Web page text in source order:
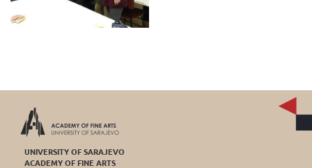
UNIVERSITY OF SARAJEVO
ACADEMY OF FINE ARTS